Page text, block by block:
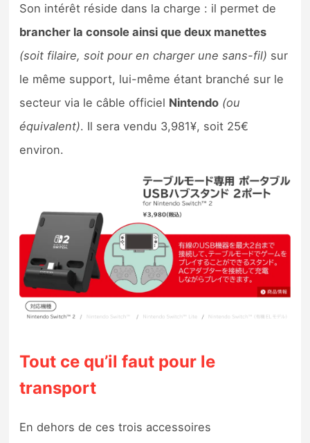
Son intérêt réside dans la charge : il permet de
brancher la console ainsi que deux manettes
(soit filaire, soit pour en charger une sans-fil) sur
le même support, lui-même étant branché sur le
secteur via le câble officiel Nintendo (ou
équivalent). Il sera vendu 3,981¥, soit 25€
environ.
Tout ce qu’il faut pour le
transport
En dehors de ces trois accessoires